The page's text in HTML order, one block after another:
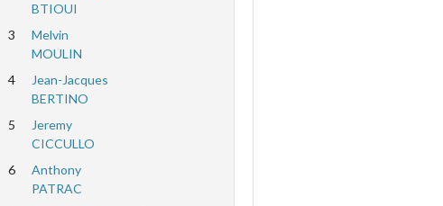
BTIOUI
3
Melvin
MOULIN
4
Jean-Jacques
BERTINO
5
Jeremy
CICCULLO
6
Anthony
PATRAC